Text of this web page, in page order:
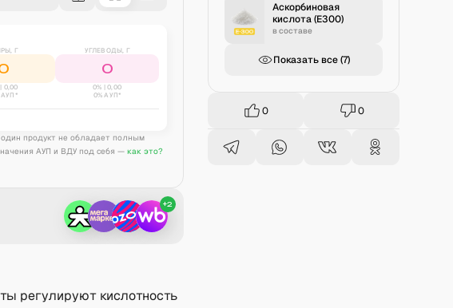
Г
0,00
АУП*
УГЛЕВОДЫ, Г
0
0% |0,00
0% АУП*
продукт не обладает полным
АУП и ВДУ под себя — как это?
+2
регулируют кислотность
Аскорбиновая
кислота (E300)
в составе
Показать все (7)
0 0